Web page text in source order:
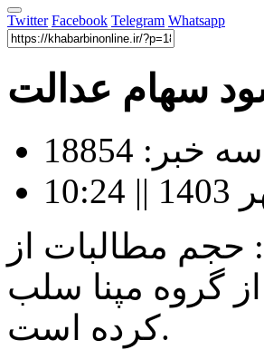
Twitter Facebook Telegram Whatsapp
سهام عدالت
خبر: 18854
حجم مطالبات از
گروه مپنا سلب
کرده است.